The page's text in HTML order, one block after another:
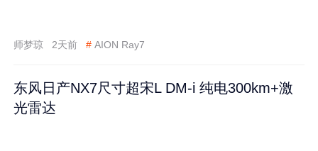
师梦琼 2天前 # AION Ray7
东风日产NX7尺寸超宋L DM-i 纯电300km+激
光雷达